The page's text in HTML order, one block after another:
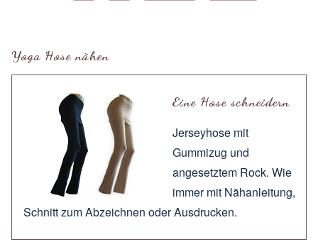
Yoga Hose nähen
Eine Hose schneidern
Jerseyhose mit
Gummizug und
angesetztem Rock. Wie
immer mit Nähanleitung,
Schnitt zumAbzeichnen oderAusdrucken.